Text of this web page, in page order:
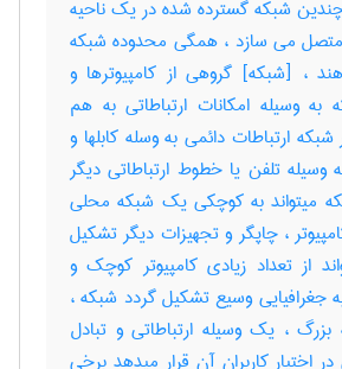
چندین شبکه گسترده شده در یک ناحیه
متصل می سازد ، همگی محدوده شبکه
، [شبکه] گروهی از کامپیوترها و
به وسیله امکانات ارتباطاتی به هم
ارتباطات دائمی به وسله کابلها و
وسیله تلفن یا خطوط ارتباطاتی دیگر
میتواند به کوچکی یک شبکه محلی
، چاپگر و تجهیزات دیگر تشکیل
از تعداد زیادی کامپیوتر کوچک و
جغرافیایی وسیع تشکیل گردد شبکه ،
، یک وسیله ارتباطاتی و تبادل
در اختیار کاربران آن قرار میدهد برخی